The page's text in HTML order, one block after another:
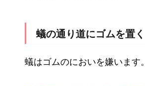
蟻の通り道にゴムを置く
蟻はゴムのにおいを嫌います。